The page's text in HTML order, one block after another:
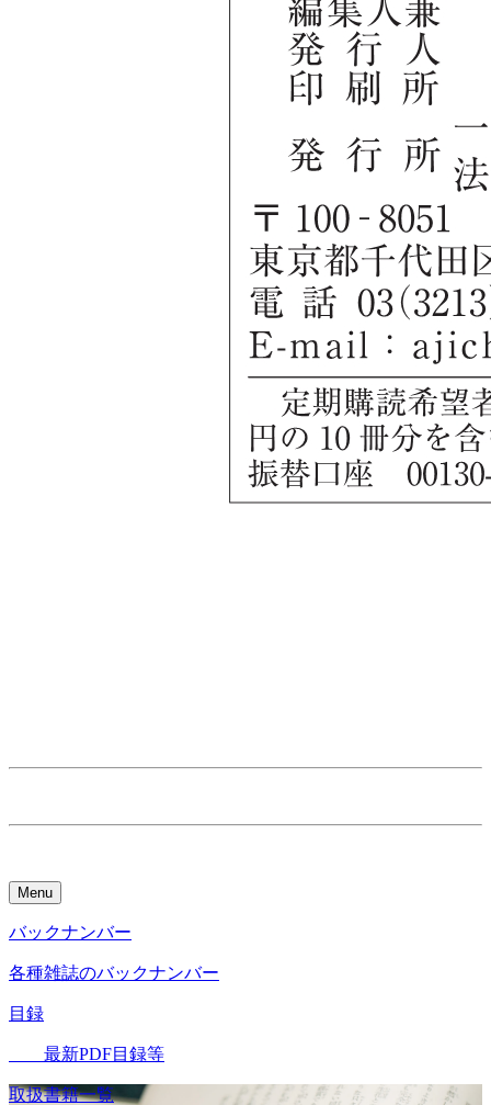
Menu
バックナンバー
各種雑誌のバックナンバー
目録
最新PDF目録等
取扱書籍一覧